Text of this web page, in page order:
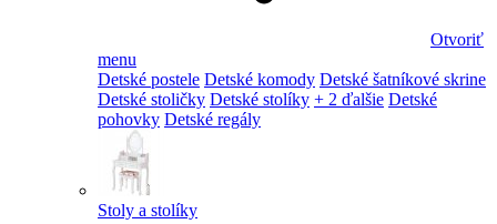
Otvoriť
menu
Detské postele Detské komody Detské šatníkové skrine
Detské stoličky Detské stolíky + 2 ďalšie Detské
pohovky Detské regály
Stoly a stolíky